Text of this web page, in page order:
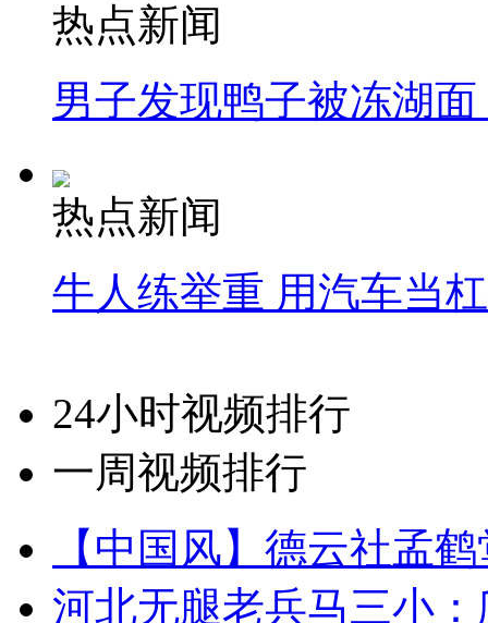
热点新闻
男子发现鸭子被冻湖
热点新闻
牛人练举重 用汽车当
24小时视频排行
一周视频排行
【中国风】德云社孟
河北无腿老兵马三小